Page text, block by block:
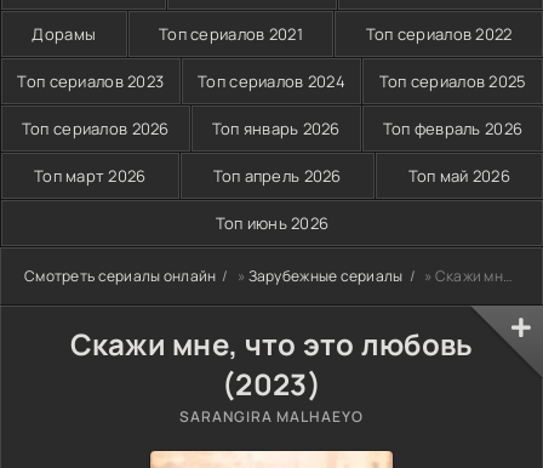
Дорамы Топ сериалов 2021 Топ сериалов 2022
Топ сериалов 2023 Топ сериалов 2024 Топ сериалов 2025
Топ сериалов 2026 Топ январь 2026 Топ февраль 2026
Топ март 2026 Топ апрель 2026 Топ май 2026
Топ июнь 2026
Смотреть сериалы онлайн » Зарубежные сериалы » Скажи мне, что это любовь (2023)
Скажи мне, что это любовь
(2023)
SARANGIRA MALHAEYO